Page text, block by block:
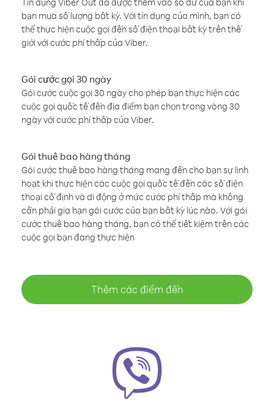
bạn mua số lượng bất kỳ. Với tín dụng của mình, bạn có
thể thực hiện cuộc gọi đến số điện thoại bất kỳ trên thế
giới với cước phí thấp của Viber.
Gói cước gọi 30 ngày
Gói cước cuộc gọi 30 ngày cho phép bạn thực hiện các
cuộc gọi quốc tế đến địa điểm bạn chọn trong vòng 30
ngày với cước phí thấp của Viber.
Gói thuê bao hàng tháng
Gói cước thuê bao hàng tháng mang đến cho bạn sự linh
hoạt khi thực hiện các cuộc gọi quốc tế đến các số điện
thoại cố định và di động ở mức cước phí thấp mà không
cần phải gia hạn gói cước của bạn bất kỳ lúc nào. Với gói
cước thuê bao hàng tháng, bạn có thể tiết kiệm trên các
cuộc gọi bạn đang thực hiện
Thêm các điểm đến